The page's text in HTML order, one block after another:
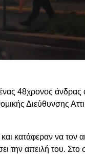
48χρονος
Διεύθυνσης
κατάφεραν να τον
την απειλή του. Στο